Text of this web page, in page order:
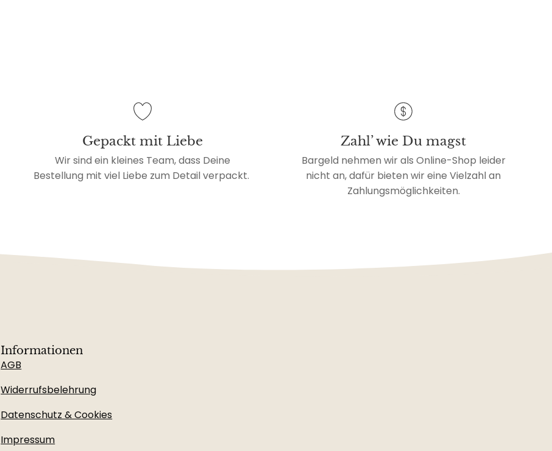
Gepackt mit Liebe
Wir sind ein kleines Team, dass Deine
Bestellung mit viel Liebe zum Detail verpackt.
Zahl’ wie Du magst
Bargeld nehmen wir als Online-Shop leider
nicht an, dafür bieten wir eine Vielzahl an
Zahlungsmöglichkeiten.
Informationen
AGB
Widerrufsbelehrung
Datenschutz & Cookies
Impressum